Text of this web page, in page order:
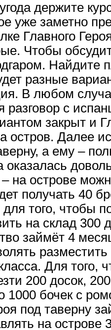
держите
уже заметно
Главного
Чтобы
Найдите
разные
В любом
разговор с
закрыт и
остров. Далее
а ему –
оказалась
– на острове
получать 40
для того, чтобы
на склад 300
займёт 4
Для того,
200 досок,
1000 бочек с
под таверну
на острове